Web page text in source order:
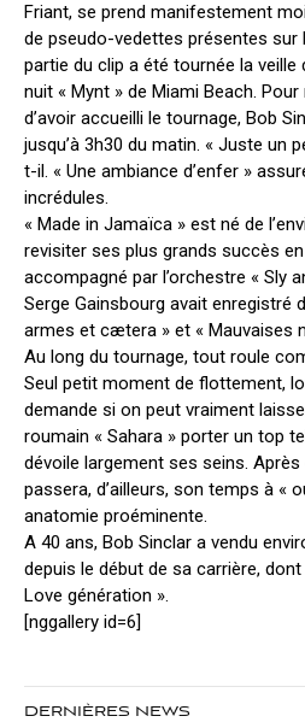
Friant, se prend manifestement
de pseudo-vedettes présentes sur
partie du clip a été tournée la veille
nuit « Mynt » de Miami Beach.
d’avoir accueilli le tournage, Bob
jusqu’à 3h30 du matin. « Juste un
t-il. « Une ambiance d’enfer »
incrédules.
« Made in Jamaïca » est né de
revisiter ses plus grands succès
accompagné par l’orchestre « Sly
Serge Gainsbourg avait enregistré
armes et cætera » et « Mauvaises
Au long du tournage, tout roule
Seul petit moment de flottement,
demande si on peut vraiment
roumain « Sahara » porter un top
dévoile largement ses seins. Après
passera, d’ailleurs, son temps à «
anatomie proéminente.
A 40 ans, Bob Sinclar a vendu
depuis le début de sa carrière, dont
Love génération ».
[nggallery id=6]
DERNIÈRES NEWS